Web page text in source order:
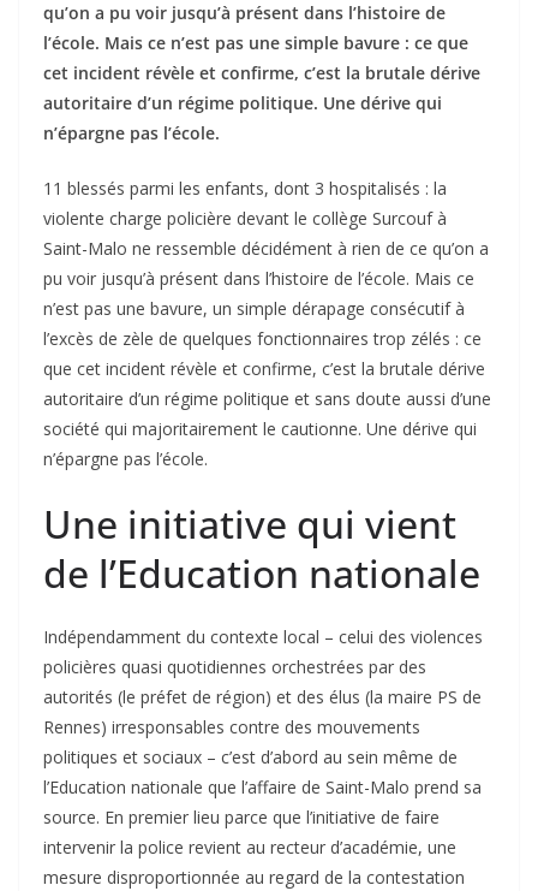
qu’on a pu voir jusqu’à présent dans l’histoire de
l’école. Mais ce n’est pas une simple bavure : ce que
cet incident révèle et confirme, c’est la brutale dérive
autoritaire d’un régime politique. Une dérive qui
n’épargne pas l’école.
11 blessés parmi les enfants, dont 3 hospitalisés : la
violente charge policière devant le collège Surcouf à
Saint-Malo ne ressemble décidément à rien de ce qu’on a
pu voir jusqu’à présent dans l’histoire de l’école. Mais ce
n’est pas une bavure, un simple dérapage consécutif à
l’excès de zèle de quelques fonctionnaires trop zélés : ce
que cet incident révèle et confirme, c’est la brutale dérive
autoritaire d’un régime politique et sans doute aussi d’une
société qui majoritairement le cautionne. Une dérive qui
n’épargne pas l’école.
Une initiative qui vient
de l’Education nationale
Indépendamment du contexte local – celui des violences
policières quasi quotidiennes orchestrées par des
autorités (le préfet de région) et des élus (la maire PS de
Rennes) irresponsables contre des mouvements
politiques et sociaux – c’est d’abord au sein même de
l’Education nationale que l’affaire de Saint-Malo prend sa
source. En premier lieu parce que l’initiative de faire
intervenir la police revient au recteur d’académie, une
mesure disproportionnée au regard de la contestation